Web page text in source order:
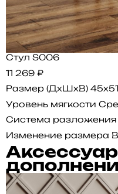
Стул S006
11 269 ₽
Размер (ДхШхВ)
Уровень мягкости
Система разложения
Изменение размера